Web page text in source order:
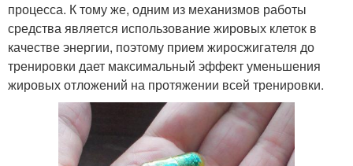
процесса. К тому же, одним из механизмов работы
средства является использование жировых клеток в
качестве энергии, поэтому прием жиросжигателя до
тренировки дает максимальный эффект уменьшения
жировых отложений на протяжении всей тренировки.